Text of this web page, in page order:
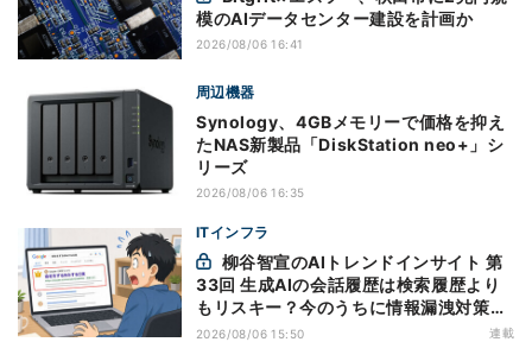
模のAIデータセンター建設を計画か
2026/08/06 16:41
周辺機器
Synology、4GBメモリーで価格を抑え
たNAS新製品「DiskStation neo+」シ
リーズ
2026/08/06 16:35
ITインフラ
33回 生成AIの会話履歴は検索履歴より
もリスキー？今のうちに情報漏洩対策を
万全にしておこう
2026/08/06 15:50 連載